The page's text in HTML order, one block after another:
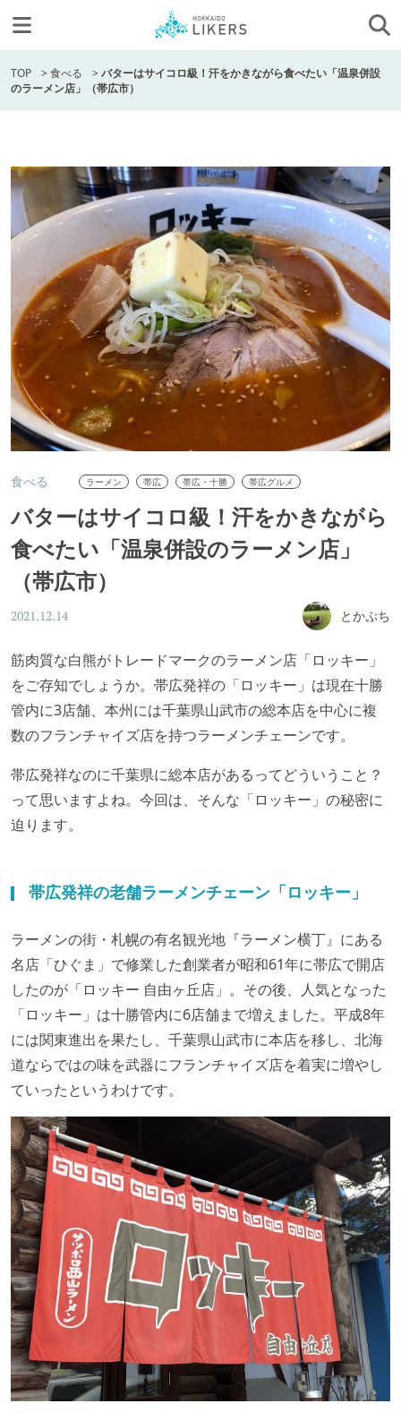
TOP >食べる >バターはサイコロ級！汗をかきながら食べたい「温泉併設
のラーメン店」（帯広市）
食べる ラーメン 帯広 帯広・十勝 帯広グルメ
バターはサイコロ級！汗をかきながら
食べたい「温泉併設のラーメン店」
（帯広市）
2021.12.14 とかぷち
筋肉質な白熊がトレードマークのラーメン店「ロッキー」
をご存知でしょうか。帯広発祥の「ロッキー」は現在十勝
管内に3店舗、本州には千葉県山武市の総本店を中心に複
数のフランチャイズ店を持つラーメンチェーンです。
帯広発祥なのに千葉県に総本店があるってどういうこと？
って思いますよね。今回は、そんな「ロッキー」の秘密に
迫ります。
帯広発祥の老舗ラーメンチェーン「ロッキー」
ラーメンの街・札幌の有名観光地『ラーメン横丁』にある
名店「ひぐま」で修業した創業者が昭和61年に帯広で開店
したのが「ロッキー 自由ヶ丘店」。その後、人気となった
「ロッキー」は十勝管内に6店舗まで増えました。平成8年
には関東進出を果たし、千葉県山武市に本店を移し、北海
道ならではの味を武器にフランチャイズ店を着実に増やし
ていったというわけです。